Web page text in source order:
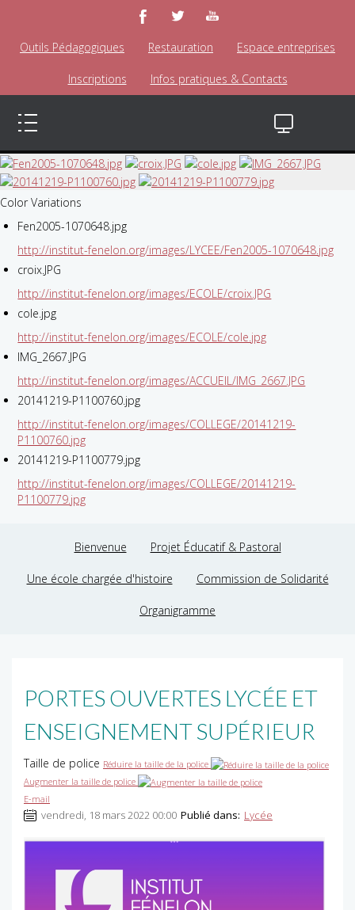
Outils Pédagogiques Restauration Espace entreprises
Inscriptions Infos pratiques & Contacts
Color Variations
Fen2005-1070648.jpg
http://institut-fenelon.org/images/LYCEE/Fen2005-1070648.jpg
croix.JPG
http://institut-fenelon.org/images/ECOLE/croix.JPG
cole.jpg
http://institut-fenelon.org/images/ECOLE/cole.jpg
IMG_2667.JPG
http://institut-fenelon.org/images/ACCUEIL/IMG_2667.JPG
20141219-P1100760.jpg
http://institut-fenelon.org/images/COLLEGE/20141219-
P1100760.jpg
20141219-P1100779.jpg
http://institut-fenelon.org/images/COLLEGE/20141219-
P1100779.jpg
Bienvenue Projet Éducatif & Pastoral
Une école chargée d'histoire Commission de Solidarité
Organigramme
PORTES OUVERTES LYCÉE ET
ENSEIGNEMENT SUPÉRIEUR
Taille de police Réduire la taille de la police
Augmenter la taille de police
E-mail
vendredi, 18 mars 2022 00:00 Publié dans: Lycée